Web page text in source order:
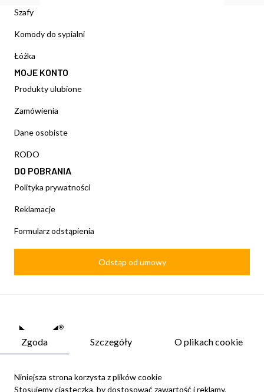
Szafy
Komody do sypialni
Łóżka
MOJE KONTO
Produkty ulubione
Zamówienia
Dane osobiste
RODO
DO POBRANIA
Polityka prywatności
Reklamacje
Formularz odstąpienia
Odstąp od umowy
Zgoda Szczegóły O plikach cookie
Niniejsza strona korzysta z plików cookie
Stosujemy ciasteczka, by dostosować zawartość i reklamy,